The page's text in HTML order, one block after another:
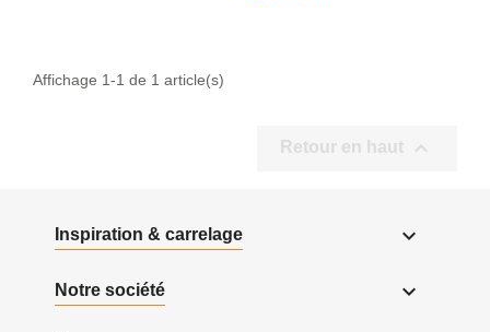
Affichage 1-1 de 1 article(s)
Retour en haut 
Inspiration & carrelage 
Notre société 